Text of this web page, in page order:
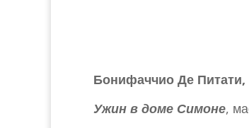
Бонифаччио Де Питати,
Ужин в доме Симоне,